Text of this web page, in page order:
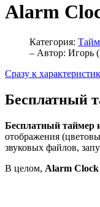
Alarm
Категория:
– Автор: Игорь
Сразу к
Бесплатный
Бесплатный таймер
отображения
звуковых файлов,
В целом, Alarm